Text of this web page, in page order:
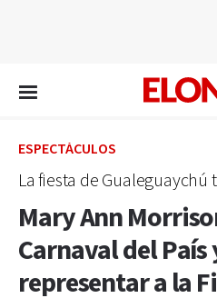
ESPECTÁCULOS
La fiesta de
Mary Ann
Carnaval del
representar a la